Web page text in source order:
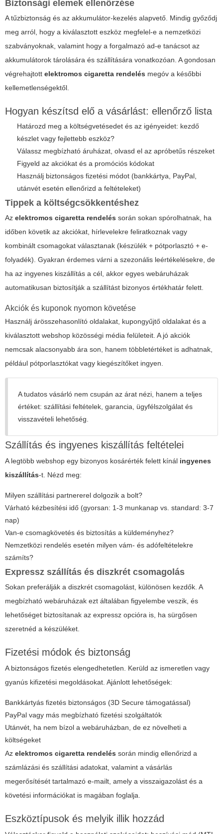
Biztonsági elemek ellenőrzése
A tűzbiztonság és az akkumulátor-kezelés alapvető. Mindig győződj
meg arról, hogy a kiválasztott eszköz megfelel-e a nemzetközi
szabványoknak, valamint hogy a forgalmazó ad-e tanácsot az
akkumulátorok tárolására és szállítására vonatkozóan. A gondosan
végrehajtott elektromos cigaretta rendelés megóv a későbbi
kellemetlenségektől.
Hogyan készítsd elő a vásárlást: ellenőrző lista
Határozd meg a költségvetésedet és az igényeidet: kezdő
készlet vagy fejlettebb eszköz?
Válassz megbízható áruházat, olvasd el az apróbetűs részeket
Figyeld az akciókat és a promóciós kódokat
Használj biztonságos fizetési módot (bankkártya, PayPal,
utánvét esetén ellenőrizd a feltételeket)
Tippek a költségcsökkentéshez
Az elektromos cigaretta rendelés során sokan spórolhatnak, ha
időben követik az akciókat, hírlevelekre feliratkoznak vagy
kombinált csomagokat választanak (készülék + pótporlasztó + e-
folyadék). Gyakran érdemes várni a szezonális leértékelésekre, de
ha az ingyenes kiszállítás a cél, akkor egyes webáruházak
automatikusan biztosítják a szállítást bizonyos értékhatár felett.
Akciók és kuponok nyomon követése
Használj árösszehasonlító oldalakat, kupongyűjtő oldalakat és a
kiválasztott webshop közösségi média felületeit. A jó akciók
nemcsak alacsonyabb ára son, hanem többletértéket is adhatnak,
például pótporlasztókat vagy kiegészítőket ingyen.
A tudatos vásárló nem csupán az árat nézi, hanem a teljes
értéket: szállítási feltételek, garancia, ügyfélszolgálat és
visszavételi lehetőség.
Szállítás és ingyenes kiszállítás feltételei
A legtöbb webshop egy bizonyos kosárérték felett kínál ingyenes
kiszállítás-t. Nézd meg:
Milyen szállítási partnererel dolgozik a bolt?
Várható kézbesítési idő (gyorsan: 1-3 munkanap vs. standard: 3-7
nap)
Van-e csomagkövetés és biztosítás a küldeményhez?
Nemzetközi rendelés esetén milyen vám- és adófeltételekre
számíts?
Expressz szállítás és diszkrét csomagolás
Sokan preferálják a diszkrét csomagolást, különösen kezdők. A
megbízható webáruházak ezt általában figyelembe veszik, és
lehetőséget biztosítanak az expressz opcióra is, ha sürgősen
szeretnéd a készüléket.
Fizetési módok és biztonság
A biztonságos fizetés elengedhetetlen. Kerüld az ismeretlen vagy
gyanús kifizetési megoldásokat. Ajánlott lehetőségek:
Bankkártyás fizetés biztonságos (3D Secure támogatással)
PayPal vagy más megbízható fizetési szolgáltatók
Utánvét, ha nem bízol a webáruházban, de ez növelheti a
költségeket
Az elektromos cigaretta rendelés során mindig ellenőrizd a
számlázási és szállítási adatokat, valamint a vásárlás
megerősítését tartalmazó e-mailt, amely a visszaigazolást és a
követési információkat is magában foglalja.
Eszköztípusok és melyik illik hozzád